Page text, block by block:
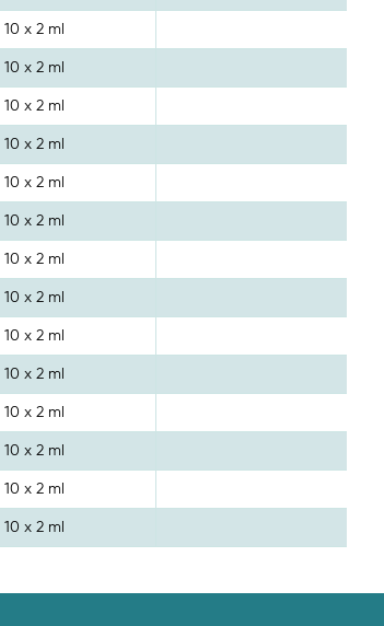
10 x 2 ml
10 x 2 ml
10 x 2 ml
10 x 2 ml
10 x 2 ml
10 x 2 ml
10 x 2 ml
10 x 2 ml
10 x 2 ml
10 x 2 ml
10 x 2 ml
10 x 2 ml
10 x 2 ml
10 x 2 ml